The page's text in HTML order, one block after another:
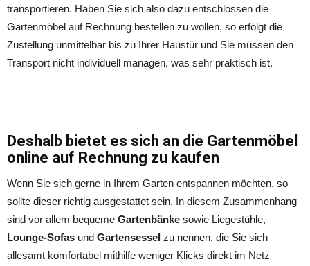
transportieren. Haben Sie sich also dazu entschlossen die
Gartenmöbel auf Rechnung bestellen zu wollen, so erfolgt die
Zustellung unmittelbar bis zu Ihrer Haustür und Sie müssen den
Transport nicht individuell managen, was sehr praktisch ist.
Deshalb bietet es sich an die Gartenmöbel
online auf Rechnung zu kaufen
Wenn Sie sich gerne in Ihrem Garten entspannen möchten, so
sollte dieser richtig ausgestattet sein. In diesem Zusammenhang
sind vor allem bequeme Gartenbänke sowie Liegestühle,
Lounge-Sofas und Gartensessel zu nennen, die Sie sich
allesamt komfortabel mithilfe weniger Klicks direkt im Netz